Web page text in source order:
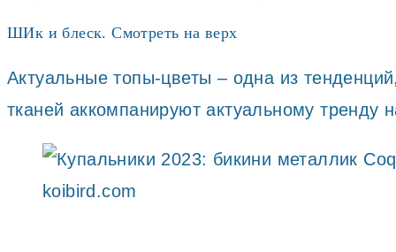
ШИк и блеск. Смотреть на верх
Актуальные топы-цветы – одна из
тканей аккомпанируют актуальному
koibird.com